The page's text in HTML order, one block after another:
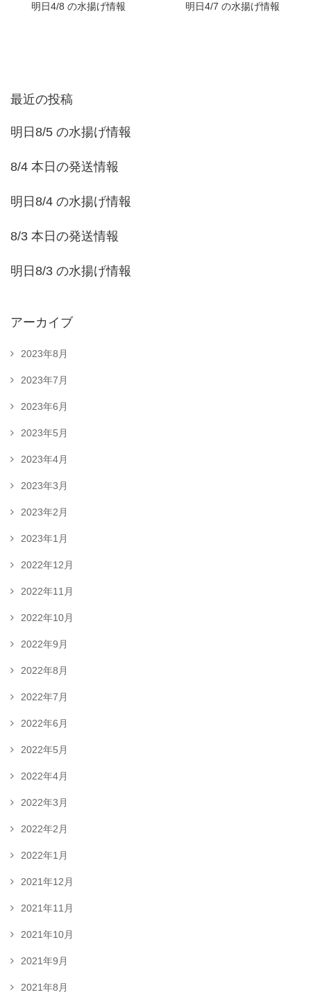
明日4/8 の水揚げ情報
明日4/7 の水揚げ情報
最近の投稿
明日8/5 の水揚げ情報
8/4 本日の発送情報
明日8/4 の水揚げ情報
8/3 本日の発送情報
明日8/3 の水揚げ情報
アーカイブ
2023年8月
2023年7月
2023年6月
2023年5月
2023年4月
2023年3月
2023年2月
2023年1月
2022年12月
2022年11月
2022年10月
2022年9月
2022年8月
2022年7月
2022年6月
2022年5月
2022年4月
2022年3月
2022年2月
2022年1月
2021年12月
2021年11月
2021年10月
2021年9月
2021年8月